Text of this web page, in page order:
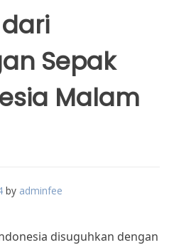
Sepak
Malam
by adminfee
disuguhkan dengan